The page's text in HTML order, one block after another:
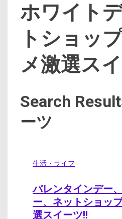
ホワイト
トショッ
メ激選ス
Search
ーツ
生活・ライフ
バレンタインデー
ー、ネットショッ
選スイーツ!!